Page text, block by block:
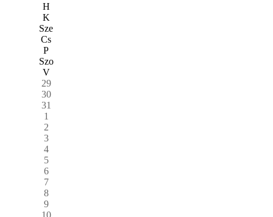
H
K
Sze
Cs
P
Szo
V
29
30
31
1
2
3
4
5
6
7
8
9
10